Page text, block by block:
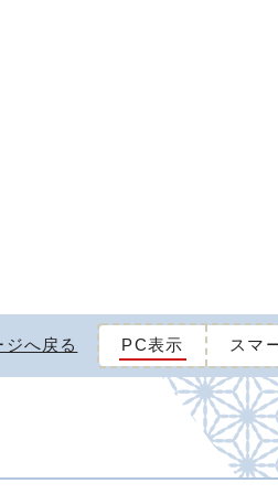
ジへ戻る PC表示 スマ